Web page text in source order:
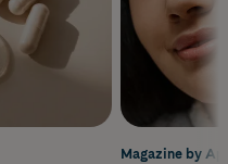
Magazine by